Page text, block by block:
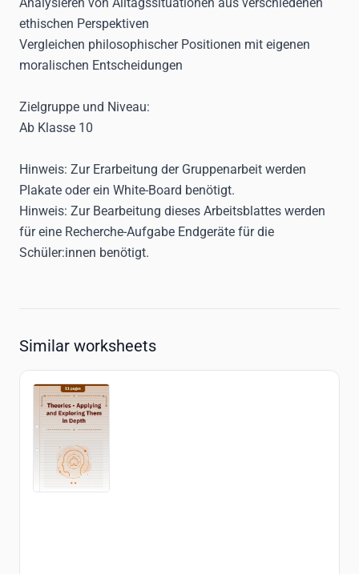
ethischen Perspektiven
Vergleichen philosophischer Positionen mit eigenen
moralischen Entscheidungen
Zielgruppe und Niveau:
Ab Klasse 10
Hinweis: Zur Erarbeitung der Gruppenarbeit werden
Plakate oder ein White-Board benötigt.
Hinweis: Zur Bearbeitung dieses Arbeitsblattes werden
für eine Recherche-Aufgabe Endgeräte für die
Schüler:innen benötigt.
Similar worksheets